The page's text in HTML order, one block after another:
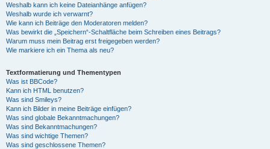
Weshalb kann ich keine Dateianhänge anfügen?
Weshalb wurde ich verwarnt?
Wie kann ich Beiträge den Moderatoren melden?
Was bewirkt die „Speichern“-Schaltfläche beim Schreiben eines Beitrags?
Warum muss mein Beitrag erst freigegeben werden?
Wie markiere ich ein Thema als neu?
Textformatierung und Thementypen
Was ist BBCode?
Kann ich HTML benutzen?
Was sind Smileys?
Kann ich Bilder in meine Beiträge einfügen?
Was sind globale Bekanntmachungen?
Was sind Bekanntmachungen?
Was sind wichtige Themen?
Was sind geschlossene Themen?